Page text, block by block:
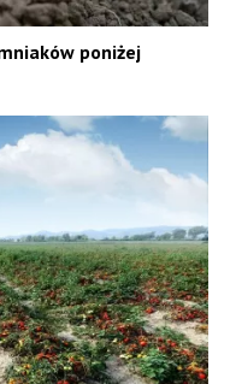
poniżej